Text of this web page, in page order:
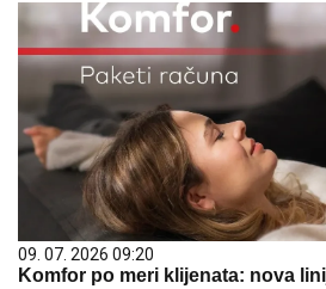
09. 07. 2026 09:20
Komfor po meri klijenata: nova